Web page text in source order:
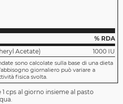
% RDA
Acetate)
1000 IU
sono calcolate sulla base di una dieta
giornaliero può variare a
fisica svolta.
1 cps al giorno insieme al pasto